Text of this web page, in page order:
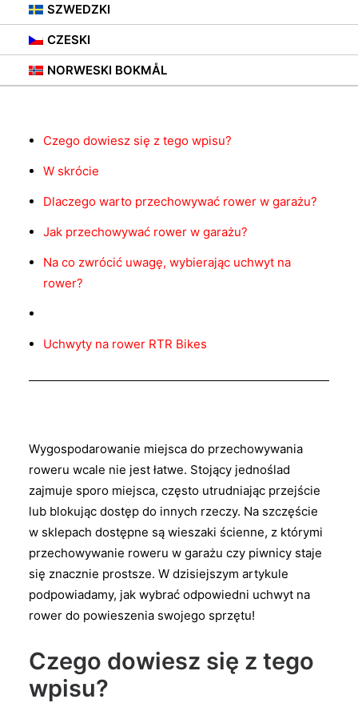
SZWEDZKI
CZESKI
NORWESKI BOKMÅL
Spis treści
Czego dowiesz się z tego wpisu?
W skrócie
Dlaczego warto przechowywać rower w garażu?
Jak przechowywać rower w garażu?
Na co zwrócić uwagę, wybierając uchwyt na
rower?
Uchwyty na rower RTR Bikes
Wygospodarowanie miejsca do przechowywania
roweru wcale nie jest łatwe. Stojący jednoślad
zajmuje sporo miejsca, często utrudniając przejście
lub blokując dostęp do innych rzeczy. Na szczęście
w sklepach dostępne są wieszaki ścienne, z którymi
przechowywanie roweru w garażu czy piwnicy staje
się znacznie prostsze. W dzisiejszym artykule
podpowiadamy, jak wybrać odpowiedni uchwyt na
rower do powieszenia swojego sprzętu!
Czego dowiesz się z tego
wpisu?